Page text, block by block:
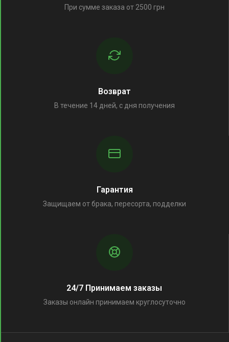
При сумме заказа от 2500 грн
Возврат
В течение 14 дней, с дня получения
Гарантия
Защищаем от брака, пересорта, подделки
24/7 Принимаем заказы
Заказы онлайн принимаем круглосуточно